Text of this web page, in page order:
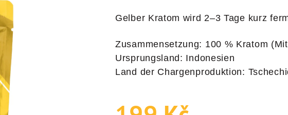
Gelber Kratom wird 2–3 Tage kurz
Zusammensetzung: 100 % Kratom
Ursprungsland: Indonesien
Land der Chargenproduktion: